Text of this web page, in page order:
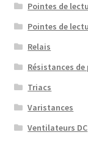
Pointes de
Pointes de
Relais
Résistances
Triacs
Varistances
Ventilateurs DC